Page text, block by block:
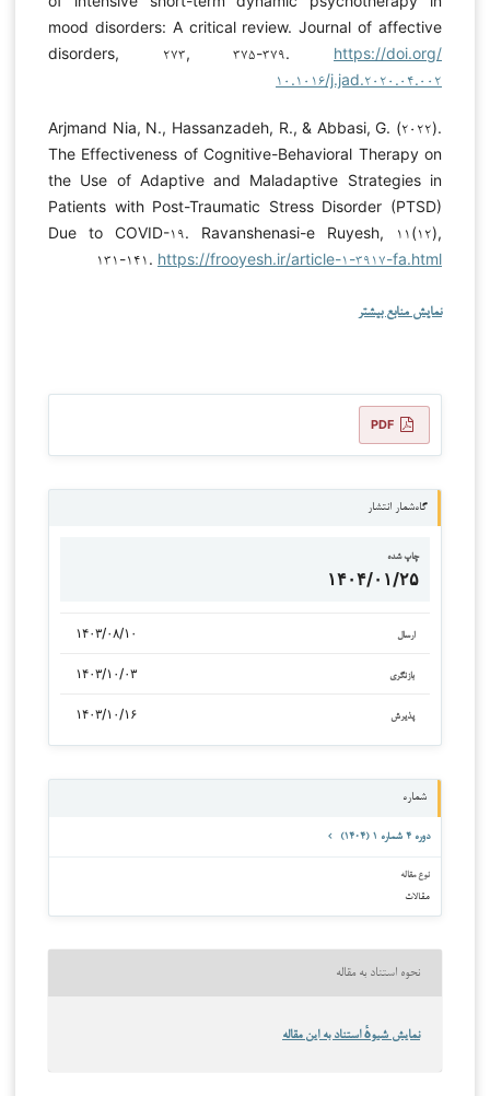
mood disorders: A critical review. Journal of affective
disorders, ۲۷۳, ۳۷۵-۳۷۹. https://doi.org/
۱۰.۱۰۱۶/j.jad.۲۰۲۰.۰۴.۰۰۲
Arjmand Nia, N., Hassanzadeh, R., & Abbasi, G. (۲۰۲۲).
The Effectiveness of Cognitive-Behavioral Therapy on
the Use of Adaptive and Maladaptive Strategies in
Patients with Post-Traumatic Stress Disorder (PTSD)
Due to COVID-۱۹. Ravanshenasi-e Ruyesh, ۱۱(۱۲),
۱۳۱-۱۴۱. https://frooyesh.ir/article-۱-۳۹۱۷-fa.html
نمایش منابع بیشتر
PDF
گاه‌شمار انتشار
چاپ شده
۱۴۰۴/۰۱/۲۵
ارسال ۱۴۰۳/۰۸/۱۰
بازنگری ۱۴۰۳/۱۰/۰۳
پذیرش ۱۴۰۳/۱۰/۱۶
شماره
دوره ۴ شماره ۱ (۱۴۰۴)
نوع مقاله
مقالات
نحوه استناد به مقاله
نمایش شیوهٔ استناد به این مقاله